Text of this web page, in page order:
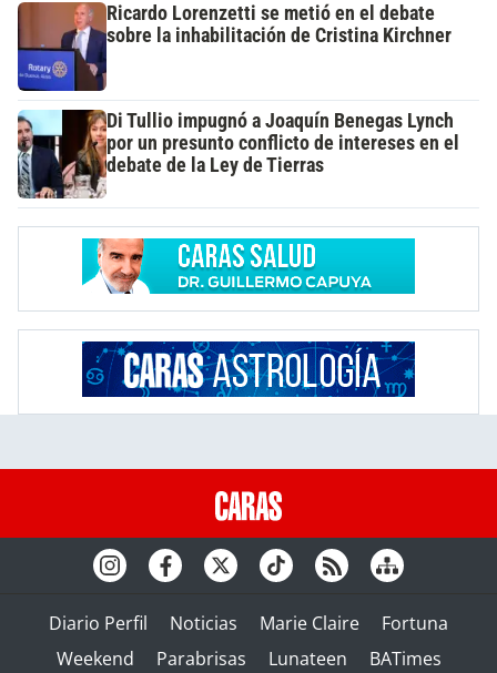
Ricardo Lorenzetti se metió en el debate
sobre la inhabilitación de Cristina Kirchner
Di Tullio impugnó a Joaquín Benegas Lynch
por un presunto conflicto de intereses en el
debate de la Ley de Tierras
Diario Perfil Noticias Marie Claire
Fortuna
Weekend
Parabrisas Lunateen BATimes